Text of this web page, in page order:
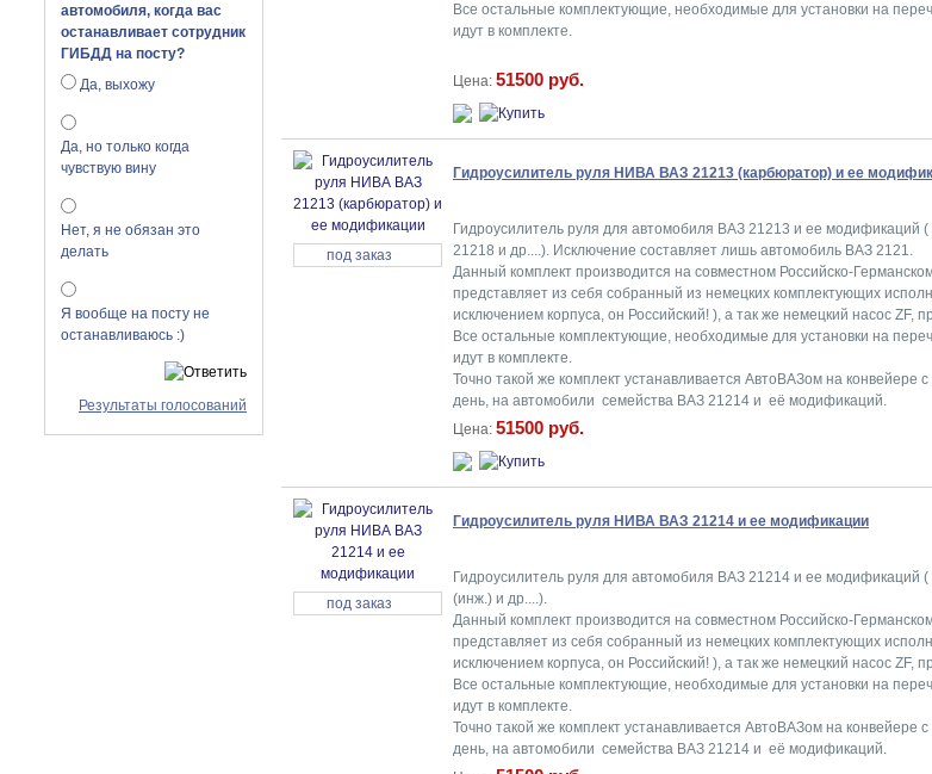
автомобиля, когда вас
останавливает сотрудник
ГИБДД на посту?
Да, выхожу
Да, но только когда
чувствую вину
Нет, я не обязан это
делать
Я вообще на посту не
останавливаюсь :)
Результаты голосований
Все остальные комплектующие, необходимые для установки на
идут в комплекте.
Цена: 51500 руб.
под заказ
Гидроусилитель руля НИВА ВАЗ 21213 (карбюратор) и ее
Гидроусилитель руля для автомобиля ВАЗ 21213 и ее модификаций
21218 и др....). Исключение составляет лишь автомобиль ВАЗ 2121.
Данный комплект производится на совместном Российско-
представляет из себя собранный из немецких комплектующих
исключением корпуса, он Российский! ), а так же немецкий насос ZF,
Все остальные комплектующие, необходимые для установки на
идут в комплекте.
Точно такой же комплект устанавливается АвтоВАЗом на конвейере
день, на автомобили семейства ВАЗ 21214 и её модификаций.
Цена: 51500 руб.
под заказ
Гидроусилитель руля НИВА ВАЗ 21214 и ее модификации
Гидроусилитель руля для автомобиля ВАЗ 21214 и ее
(инж.) и др....).
Данный комплект производится на совместном Российско-
представляет из себя собранный из немецких комплектующих
исключением корпуса, он Российский! ), а так же немецкий насос ZF,
Все остальные комплектующие, необходимые для установки на
идут в комплекте.
Точно такой же комплект устанавливается АвтоВАЗом на конвейере
день, на автомобили семейства ВАЗ 21214 и её модификаций.